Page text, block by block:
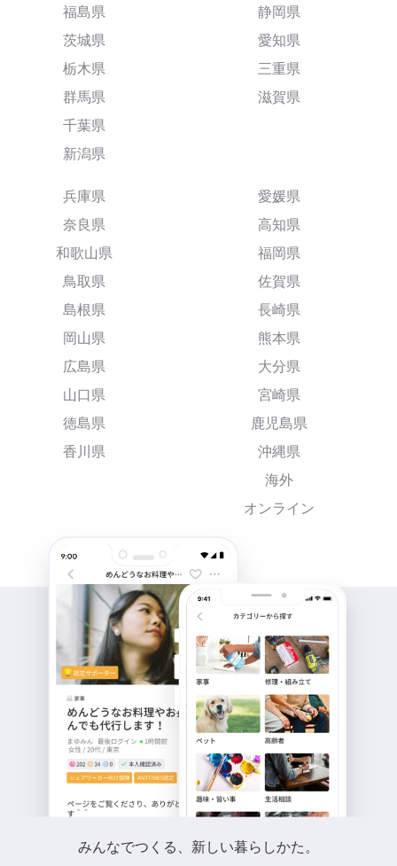
福島県
茨城県
栃木県
群馬県
千葉県
新潟県
静岡県
愛知県
三重県
滋賀県
兵庫県
奈良県
和歌山県
鳥取県
島根県
岡山県
広島県
山口県
徳島県
香川県
愛媛県
高知県
福岡県
佐賀県
長崎県
熊本県
大分県
宮崎県
鹿児島県
沖縄県
海外
オンライン
みんなでつくる、新しい暮らしかた。